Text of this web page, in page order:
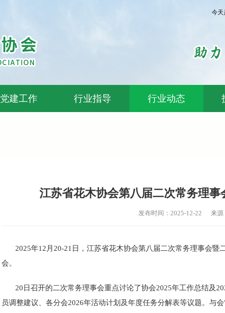
今
党建工作 行业指导 行业动态
江苏省花木协会第八届二次常务理
发布时间：2025-12-22 来
2025年12月20-21日，江苏省花木协会第八届二次常务理事会暨
会。
20日召开的二次常务理事会重点讨论了协会2025年工作总结及
员调整建议、各分会2026年活动计划及年度任务分解表等议题。与